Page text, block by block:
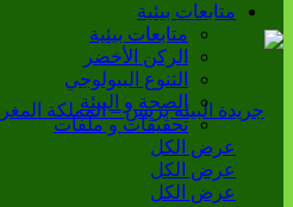
متابعات بيئية
متابعات بيئية
الركن الأخضر
التنوع البيولوجي
الصحة و البيئة
تحقيقات و ملفات
عرض الكل
عرض الكل
عرض الكل